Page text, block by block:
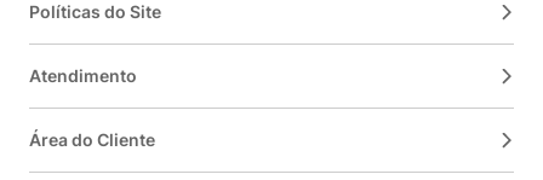
Políticas do Site
Atendimento
Área do Cliente